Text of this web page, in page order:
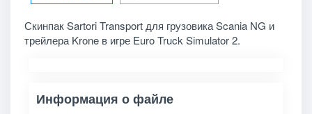
Скинпак Sartori Transport для грузовика Scania NG и
трейлера Krone в игре Euro Truck Simulator 2.
Информация о файле